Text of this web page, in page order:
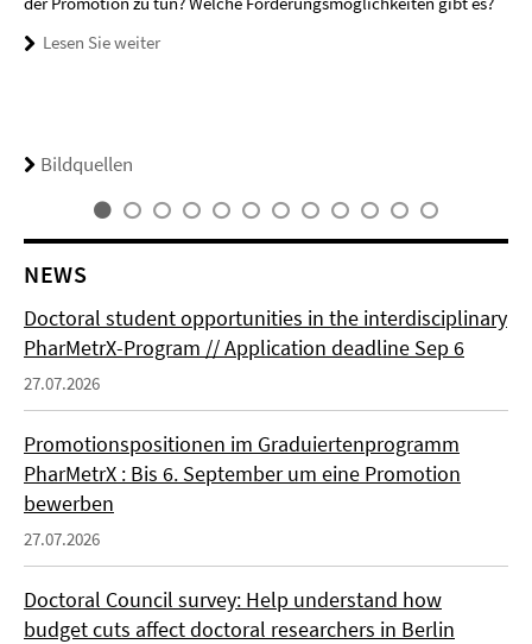
Lesen Sie weiter
Bildquellen
NEWS
Doctoral student opportunities in the interdisciplinary
PharMetrX-Program // Application deadline Sep 6
27.07.2026
Promotionspositionen im Graduiertenprogramm
PharMetrX : Bis 6. September um eine Promotion
bewerben
27.07.2026
Doctoral Council survey: Help understand how
budget cuts affect doctoral researchers in Berlin